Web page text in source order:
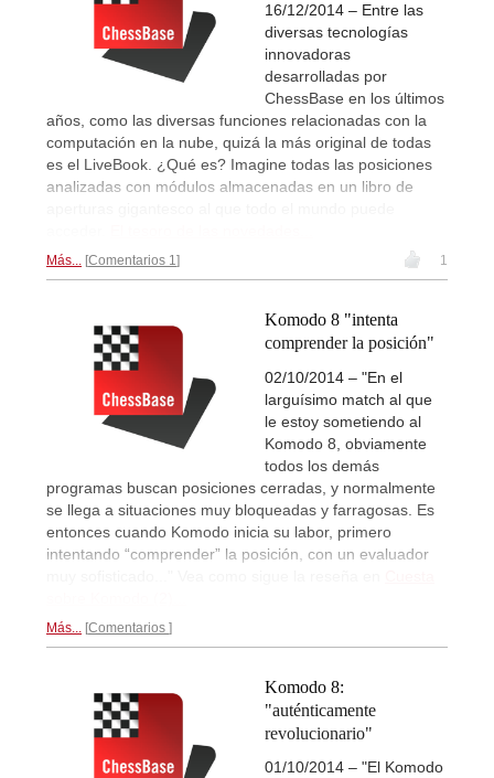
16/12/2014 – Entre las
diversas tecnologías
innovadoras
desarrolladas por
ChessBase en los últimos
años, como las diversas funciones relacionadas con la
computación en la nube, quizá la más original de todas
es el LiveBook. ¿Qué es? Imagine todas las posiciones
analizadas con módulos almacenadas en un libro de
Más... Comentarios 1 1
Komodo 8 "intenta
comprender la posición"
02/10/2014 – "En el
larguísimo match al que
le estoy sometiendo al
Komodo 8, obviamente
todos los demás
programas buscan posiciones cerradas, y normalmente
se llega a situaciones muy bloqueadas y farragosas. Es
entonces cuando Komodo inicia su labor, primero
intentando “comprender” la posición, con un evaluador
Más... Comentarios
Komodo 8:
"auténticamente
revolucionario"
01/10/2014 – "El Komodo